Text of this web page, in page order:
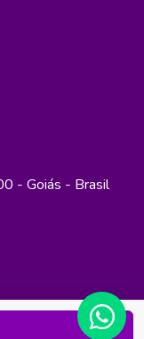
- Goiás - Brasil